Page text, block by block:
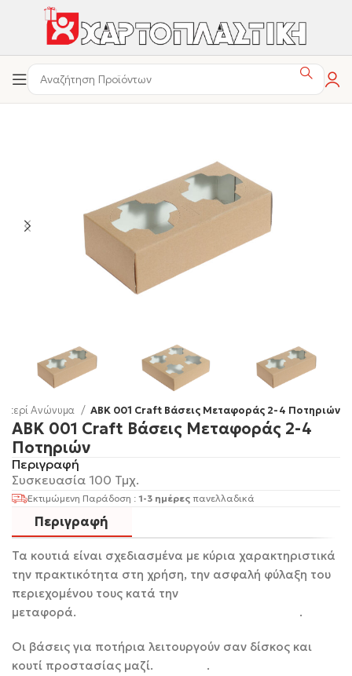
Ανώνυμα AΒΚ 001 Craft Βάσεις Μεταφοράς 2-4 Ποτηριών
AΒΚ 001 Craft Βάσεις Μεταφοράς 2-4
Ποτηριών
Περιγραφή
Συσκευασία 100 Τμχ.
Εκτιμώμενη Παράδοση :1-3 ημέρες πανελλαδικά
Περιγραφή
Τα κουτιά είναι σχεδιασμένα με κύρια χαρακτηριστικά
την πρακτικότητα στη χρήση, την ασφαλή φύλαξη του
περιεχομένου τους κατά την
μεταφορά. .
Οι βάσεις για ποτήρια λειτουργούν σαν δίσκος και
κουτί προστασίας μαζί. .